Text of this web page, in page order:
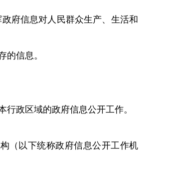
府信息对人民群众生产、生活和
信息。
政区域的政府信息公开工作。
（以下统称政府信息公开工作机